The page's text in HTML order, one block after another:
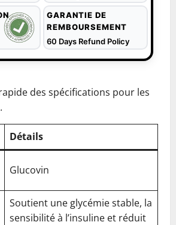
GARANTIE DE
REMBOURSEMENT
60 Days Refund Policy
des spécifications pour les
Détails
Glucovin
Soutient une glycémie stable, la
sensibilité à l’insuline et réduit